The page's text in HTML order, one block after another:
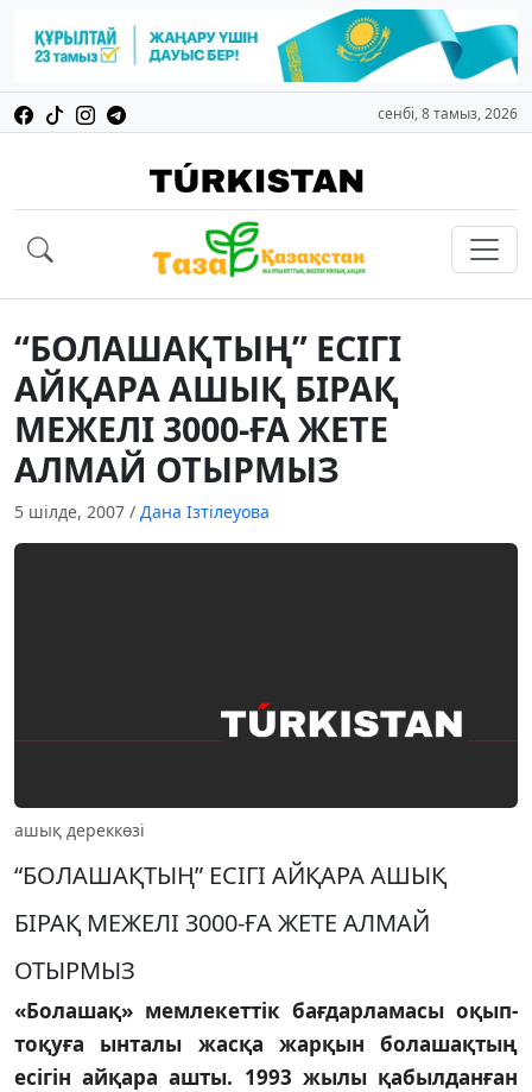
сенбі, 8 тамыз, 2026
“БОЛАШАҚТЫҢ” ЕСIГI
АЙҚАРА АШЫҚ БIРАҚ
МЕЖЕЛI 3000-ҒА ЖЕТЕ
АЛМАЙ ОТЫРМЫЗ
5 шілде, 2007 / Дана Ізтілеуова
ашық дереккөзі
“БОЛАШАҚТЫҢ” ЕСIГI АЙҚАРА АШЫҚ
БIРАҚ МЕЖЕЛI 3000-ҒА ЖЕТЕ АЛМАЙ
ОТЫРМЫЗ
«Болашақ» мемлекеттiк бағдарламасы оқып-
тоқуға ынталы жасқа жарқын болашақтың
есiгiн айқара ашты. 1993 жылы қабылданған